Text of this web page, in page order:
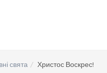
свята Христос Воскрес!